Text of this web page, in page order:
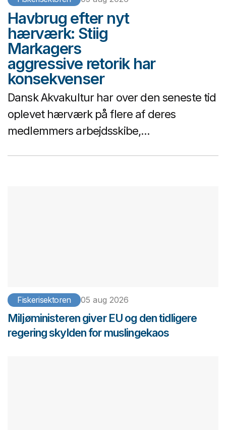
Havbrug efter nyt
hærværk: Stiig
Markagers
aggressive retorik har
konsekvenser
Dansk Akvakultur har over den seneste tid
oplevet hærværk på flere af deres
medlemmers arbejdsskibe,...
Fiskerisektoren 05 aug 2026
Miljøministeren giver EU og den tidligere
regering skylden for muslingekaos